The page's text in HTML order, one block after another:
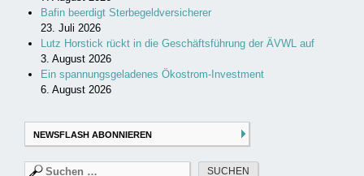
Bafin beerdigt Sterbegeldversicherer
23. Juli 2026
Lutz Horstick rückt in die Geschäftsführung der ÄVWL auf
3. August 2026
Ein spannungsgeladenes Ökostrom-Investment
6. August 2026
NEWSFLASH ABONNIEREN
Suchen